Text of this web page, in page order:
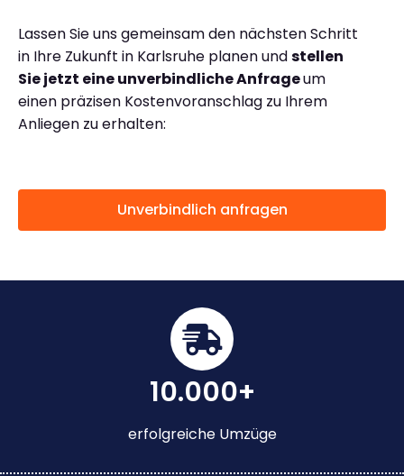
Lassen Sie uns gemeinsam den nächsten Schritt
in Ihre Zukunft in Karlsruhe planen undstellen
Sie jetzt eine unverbindliche Anfrageum
einen präzisen Kostenvoranschlag zu Ihrem
Anliegen zu erhalten:
Unverbindlich anfragen
10.000+
erfolgreiche Umzüge